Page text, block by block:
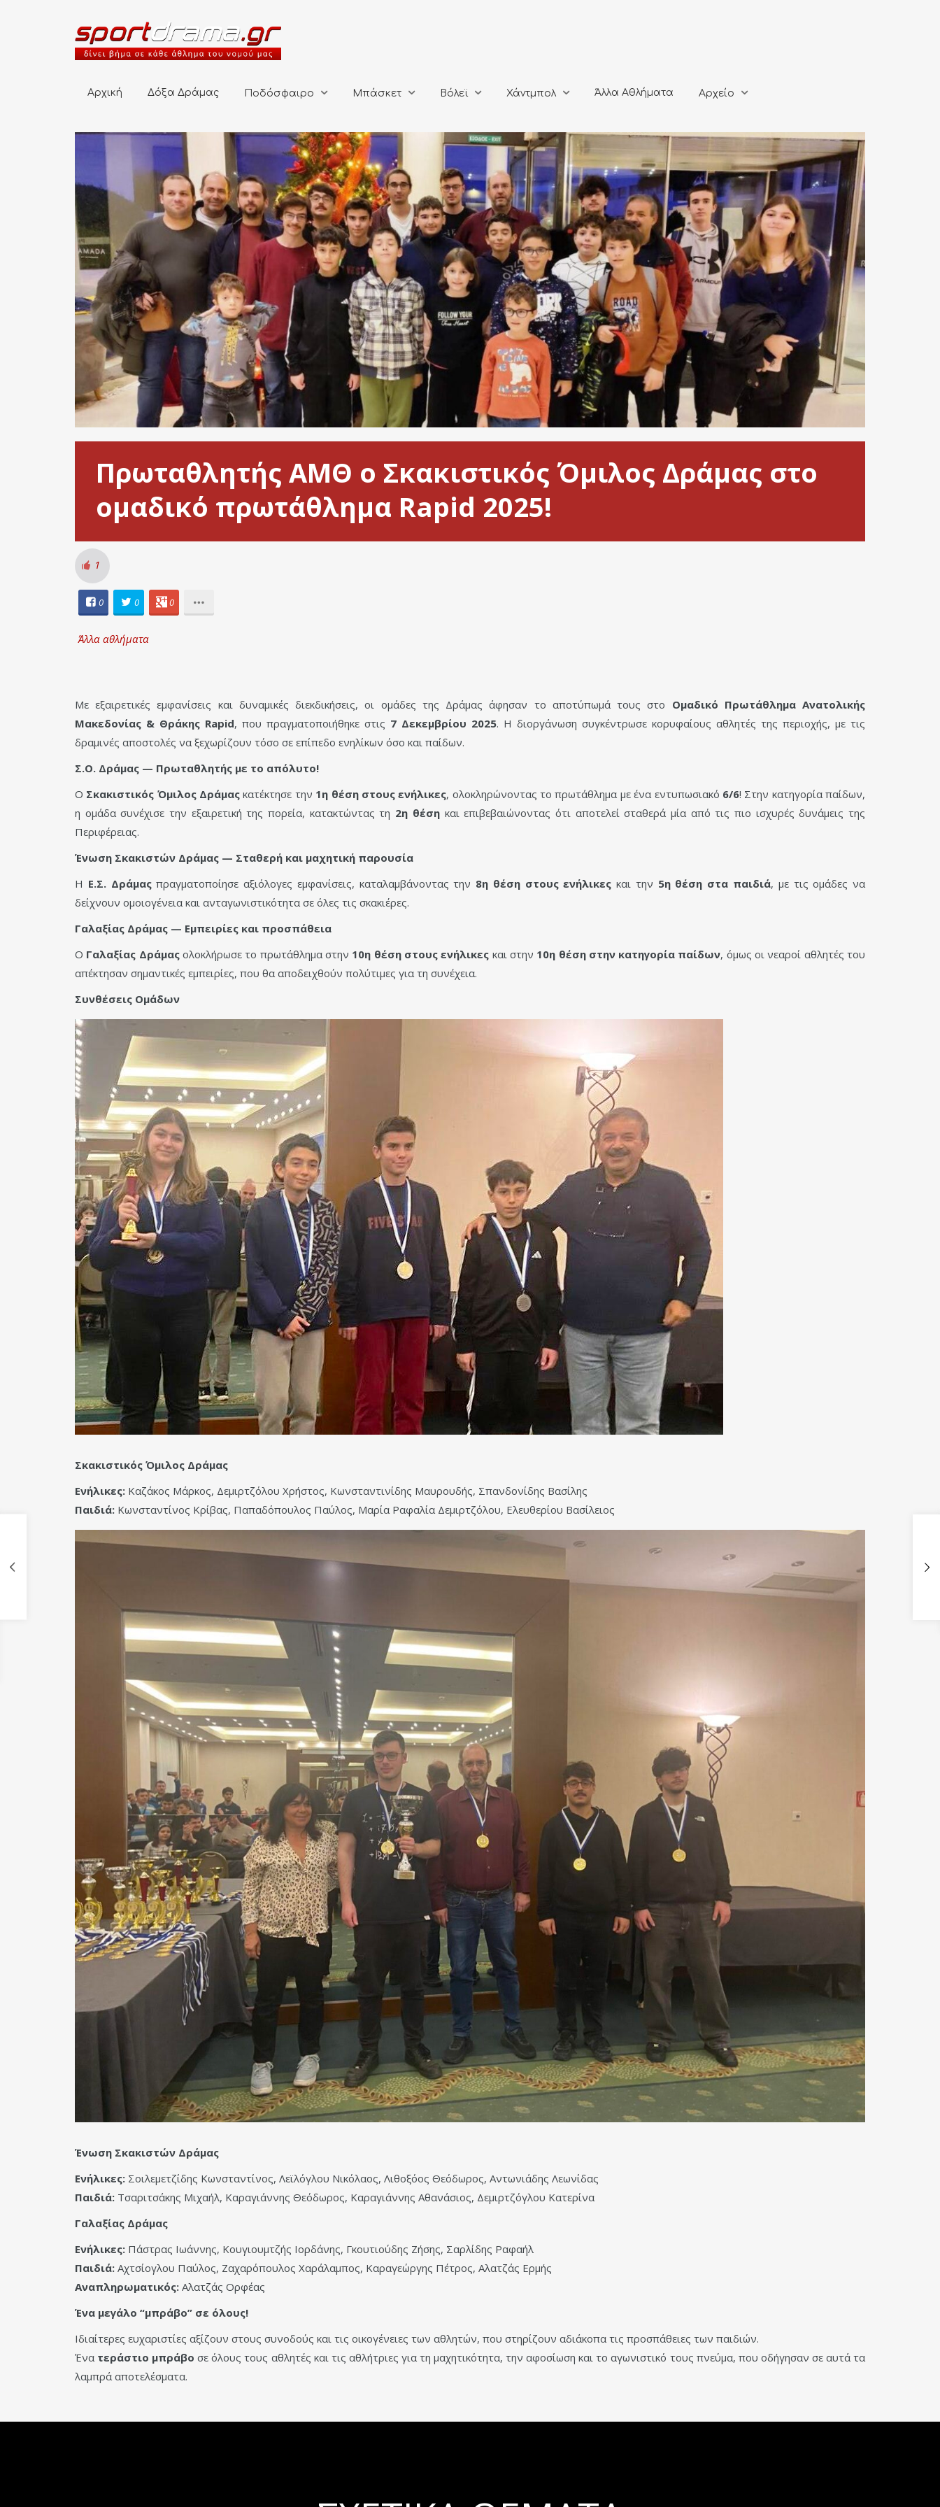
Αρχική Δόξα Δράμας Ποδόσφαιρο Μπάσκετ Βόλεϊ Χάντμπολ Άλλα Αθλήματα Αρχείο
Πρωταθλητής ΑΜΘ ο Σκακιστικός Όμιλος Δράμας στο
ομαδικό πρωτάθλημα Rapid 2025!
1
0 0 0
Άλλα αθλήματα
Με εξαιρετικές εμφανίσεις και δυναμικές διεκδικήσεις, οι ομάδες της Δράμας άφησαν το αποτύπωμά τους στο Ομαδικό Πρωτάθλημα Ανατολικής
Μακεδονίας & Θράκης Rapid, που πραγματοποιήθηκε στις 7 Δεκεμβρίου 2025. Η διοργάνωση συγκέντρωσε κορυφαίους αθλητές της περιοχής, με τις
δραμινές αποστολές να ξεχωρίζουν τόσο σε επίπεδο ενηλίκων όσο και παίδων.
Σ.Ο. Δράμας — Πρωταθλητής με το απόλυτο!
Ο Σκακιστικός Όμιλος Δράμας κατέκτησε την 1η θέση στους ενήλικες, ολοκληρώνοντας το πρωτάθλημα με ένα εντυπωσιακό 6/6! Στην κατηγορία παίδων,
η ομάδα συνέχισε την εξαιρετική της πορεία, κατακτώντας τη 2η θέσηκαι επιβεβαιώνοντας ότι αποτελεί σταθερά μία από τις πιο ισχυρές δυνάμεις της
Περιφέρειας.
Ένωση Σκακιστών Δράμας — Σταθερή και μαχητική παρουσία
Η Ε.Σ. Δράμαςπραγματοποίησε αξιόλογες εμφανίσεις, καταλαμβάνοντας την 8η θέση στους ενήλικες και την 5η θέση στα παιδιά, με τις ομάδες να
δείχνουν ομοιογένεια και ανταγωνιστικότητα σε όλες τις σκακιέρες.
Γαλαξίας Δράμας — Εμπειρίες και προσπάθεια
Ο Γαλαξίας Δράμαςολοκλήρωσε το πρωτάθλημα στην 10η θέση στους ενήλικες και στην 10η θέση στην κατηγορία παίδων, όμως οι νεαροί αθλητές του
απέκτησαν σημαντικές εμπειρίες, που θα αποδειχθούν πολύτιμες για τη συνέχεια.
Συνθέσεις Ομάδων
Σκακιστικός Όμιλος Δράμας
Ενήλικες: Καζάκος Μάρκος, Δεμιρτζόλου Χρήστος, Κωνσταντινίδης Μαυρουδής, Σπανδονίδης Βασίλης
Παιδιά: Κωνσταντίνος Κρίβας, Παπαδόπουλος Παύλος, Μαρία Ραφαλία Δεμιρτζόλου, Ελευθερίου Βασίλειος
Ένωση Σκακιστών Δράμας
Ενήλικες: Σοιλεμετζίδης Κωνσταντίνος, Λεϊλόγλου Νικόλαος, Λιθοξόος Θεόδωρος, Αντωνιάδης Λεωνίδας
Παιδιά: Τσαριτσάκης Μιχαήλ, Καραγιάννης Θεόδωρος, Καραγιάννης Αθανάσιος, Δεμιρτζόγλου Κατερίνα
Γαλαξίας Δράμας
Ενήλικες: Πάστρας Ιωάννης, Κουγιουμτζής Ιορδάνης, Γκουτιούδης Ζήσης, Σαρλίδης Ραφαήλ
Παιδιά: Αχτσίογλου Παύλος, Ζαχαρόπουλος Χαράλαμπος, Καραγεώργης Πέτρος, Αλατζάς Ερμής
Αναπληρωματικός: Αλατζάς Ορφέας
Ένα μεγάλο “μπράβο” σε όλους!
Ιδιαίτερες ευχαριστίες αξίζουν στους συνοδούς και τις οικογένειες των αθλητών, που στηρίζουν αδιάκοπα τις προσπάθειες των παιδιών.
Ένα τεράστιο μπράβο σε όλους τους αθλητές και τις αθλήτριες για τη μαχητικότητα, την αφοσίωση και το αγωνιστικό τους πνεύμα, που οδήγησαν σε αυτά τα
λαμπρά αποτελέσματα.